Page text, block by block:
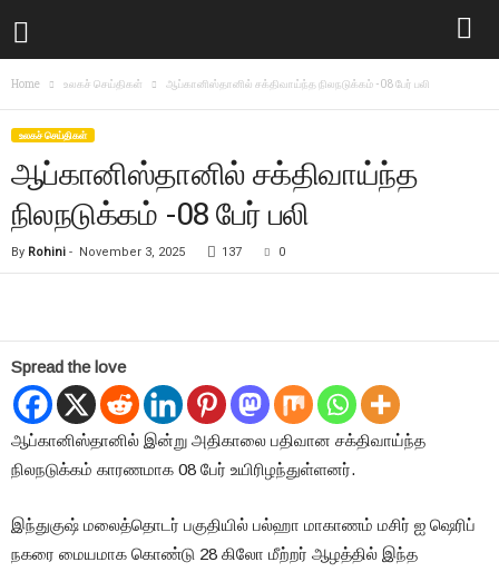
Home உலகச் செய்திகள் ஆப்கானிஸ்தானில் சக்திவாய்ந்த நிலநடுக்கம் -08 பேர் பலி
உலகச் செய்திகள்
ஆப்கானிஸ்தானில் சக்திவாய்ந்த
நிலநடுக்கம் -08 பேர் பலி
By Rohini - November 3, 2025 137 0
Spread the love
ஆப்கானிஸ்தானில் இன்று அதிகாலை பதிவான சக்திவாய்ந்த
நிலநடுக்கம் காரணமாக 08 பேர் உயிரிழந்துள்ளனர்.
இந்துகுஷ் மலைத்தொடர் பகுதியில் பல்ஹா மாகாணம் மசிர் ஐ ஷெரிப்
நகரை மையமாக கொண்டு 28 கிலோ மீற்றர் ஆழத்தில் இந்த